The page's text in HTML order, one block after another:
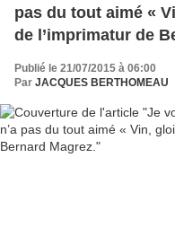
pas du tout aimé «
de l’imprimatur de
Publié le 21/07/2015 à 06:00
Par JACQUES BERTHOMEAU